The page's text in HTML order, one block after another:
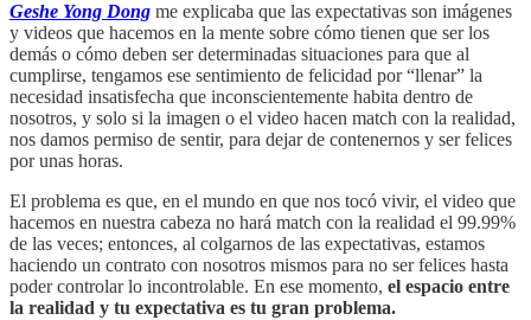
Geshe Yong Dong me explicaba que las expectativas son imágenes
y videos que hacemos en la mente sobre cómo tienen que ser los
demás o cómo deben ser determinadas situaciones para que al
cumplirse, tengamos ese sentimiento de felicidad por “llenar” la
necesidad insatisfecha que inconscientemente habita dentro de
nosotros, y solo si la imagen o el video hacen match con la realidad,
nos damos permiso de sentir, para dejar de contenernos y ser felices
por unas horas.
El problema es que, en el mundo en que nos tocó vivir, el video que
hacemos en nuestra cabeza no hará match con la realidad el 99.99%
de las veces; entonces, al colgarnos de las expectativas, estamos
haciendo un contrato con nosotros mismos para no ser felices hasta
poder controlar lo incontrolable. En ese momento, el espacio entre
la realidad y tu expectativa es tu gran problema.